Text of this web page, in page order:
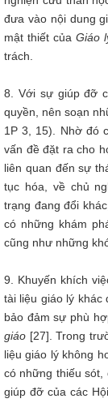
đưa vào nội dung
mật thiết của Giáo
trách.
8. Với sự giúp đỡ
quyền, nên soạn
1P 3, 15). Nhờ đó
vấn đề đặt ra cho
liên quan đến sự
tục hóa, về chủ
trạng đang đổi
có những khám
cũng như những
9. Khuyến khích
tài liệu giáo lý khác
bảo đảm sự phù
giáo [27]. Trong
liệu giáo lý không
có những thiếu sót,
giúp đỡ của các